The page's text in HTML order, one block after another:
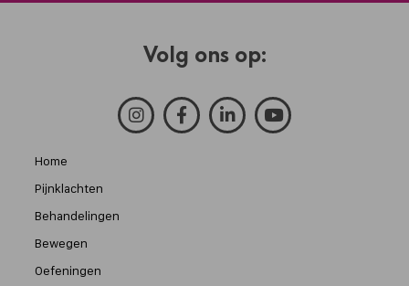
Volg ons op:
Home
Pijnklachten
Behandelingen
Bewegen
Oefeningen